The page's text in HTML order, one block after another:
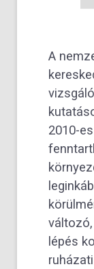
A
2010-
lépés